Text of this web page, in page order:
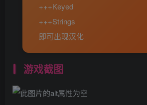
+++Keyed
+++Strings
即可出现汉化
游戏截图